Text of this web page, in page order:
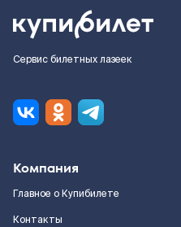
Сервис билетных лазеек
Компания
Главное о Купибилете
Контакты